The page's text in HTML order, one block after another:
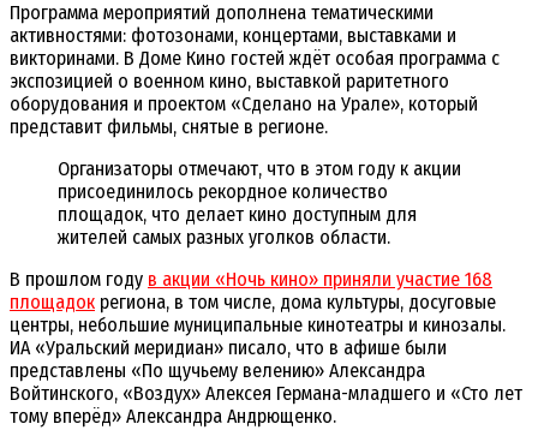
Программа мероприятий дополнена тематическими
активностями: фотозонами, концертами, выставками и
викторинами. В Доме Кино гостей ждёт особая программа с
экспозицией о военном кино, выставкой раритетного
оборудования и проектом «Сделано на Урале», который
представит фильмы, снятые в регионе.
Организаторы отмечают, что в этом году к акции
присоединилось рекордное количество
площадок, что делает кино доступным для
жителей самых разных уголков области.
В прошлом году в акции «Ночь кино» приняли участие 168
площадок региона, в том числе, дома культуры, досуговые
центры, небольшие муниципальные кинотеатры и кинозалы.
ИА «Уральский меридиан» писало, что в афише были
представлены «По щучьему велению» Александра
Войтинского, «Воздух» Алексея Германа-младшего и «Сто лет
тому вперёд» Александра Андрющенко.